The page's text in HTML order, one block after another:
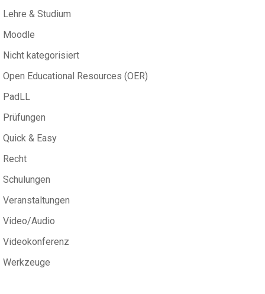
Lehre & Studium
Moodle
Nicht kategorisiert
Open Educational Resources (OER)
PadLL
Prüfungen
Quick & Easy
Recht
Schulungen
Veranstaltungen
Video/Audio
Videokonferenz
Werkzeuge